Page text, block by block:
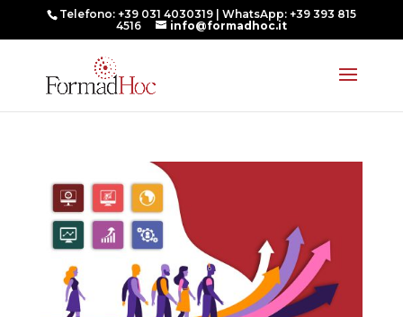
Telefono: +39 031 4030319 | WhatsApp: +39 393 815
4516
info@formadhoc.it